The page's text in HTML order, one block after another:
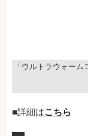
「ウルトラウォーム
■詳細はこちら